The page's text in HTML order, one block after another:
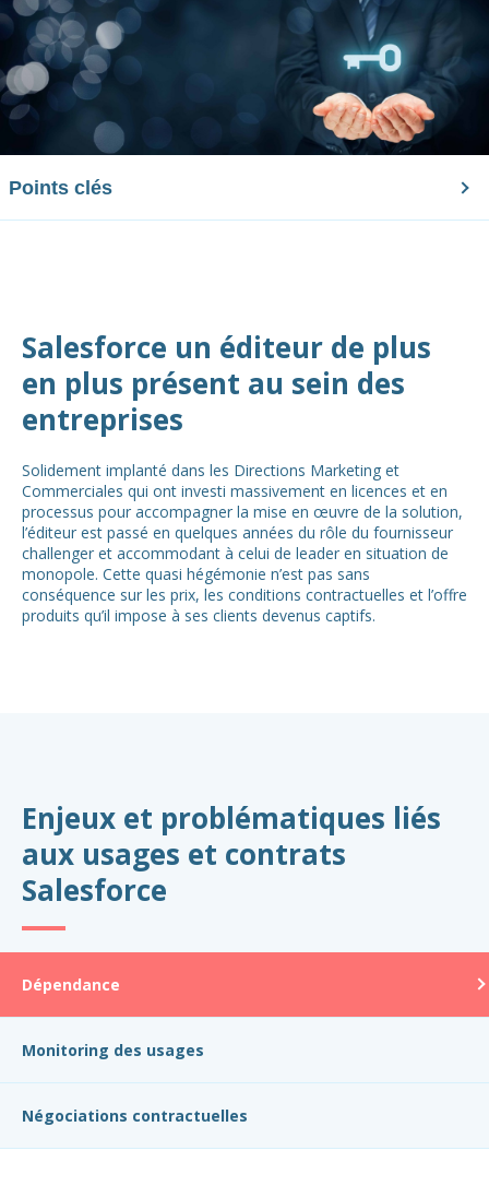
Points clés
Salesforce un éditeur de plus
en plus présent au sein des
entreprises
Solidement implanté dans les Directions Marketing et
Commerciales qui ont investi massivement en licences et en
processus pour accompagner la mise en œuvre de la solution,
l’éditeur est passé en quelques années du rôle du fournisseur
challenger et accommodant à celui de leader en situation de
monopole. Cette quasi hégémonie n’est pas sans
conséquence sur les prix, les conditions contractuelles et l’offre
produits qu’il impose à ses clients devenus captifs.
Enjeux et problématiques liés
aux usages et contrats
Salesforce
Dépendance
Monitoring des usages
Négociations contractuelles